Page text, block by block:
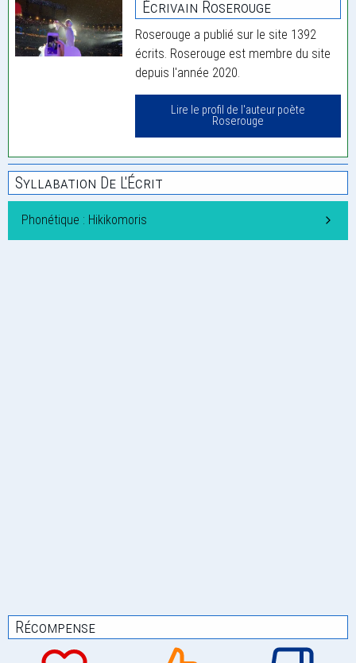
Écrivain Roserouge
Roserouge a publié sur le site 1392
écrits. Roserouge est membre du site
depuis l'année 2020.
Lire le profil de l'auteur poète
Roserouge
Syllabation De L'Écrit
Phonétique : Hikikomoris
Récompense